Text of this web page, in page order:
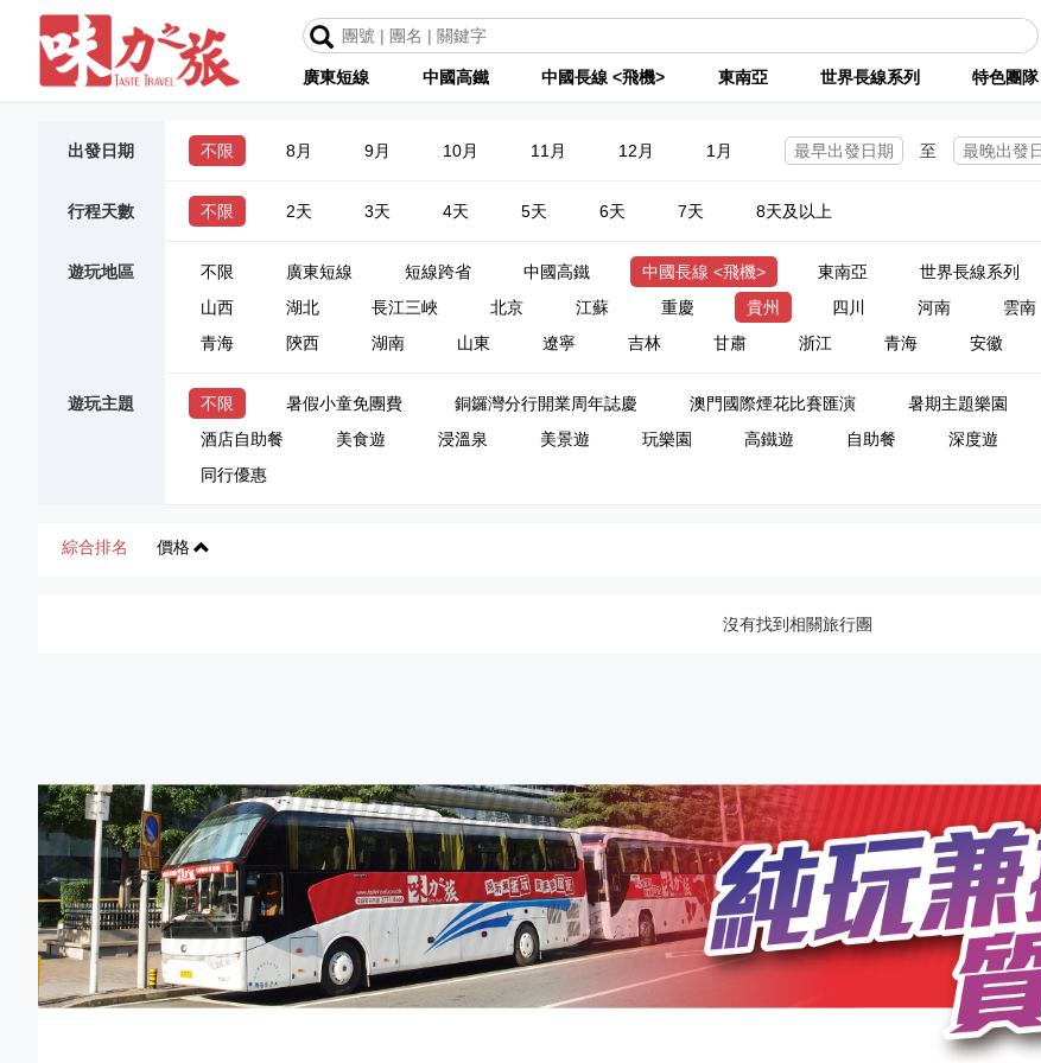
廣東短線 中國高鐵 中國長線 <飛機> 東南亞 世界長線系列 特色團隊
出發日期 不限 8月 9月 10月 11月 12月 1月 至
行程天數 不限 2天 3天 4天 5天 6天 7天 8天及以上
遊玩地區 不限 廣東短線 短線跨省 中國高鐵 中國長線 <飛機> 東南亞 世界長線系列
山西
湖北 長江三峽 北京 江蘇 重慶 貴州 四川 河南 雲南
青海
陝西 湖南 山東 遼寧 吉林 甘肅 浙江 青海 安徽
遊玩主題 不限 暑假小童免團費 銅鑼灣分行開業周年誌慶 澳門國際煙花比賽匯演 暑期主題樂園
酒店自助餐
美食遊 浸溫泉 美景遊 玩樂園 高鐵遊 自助餐 深度遊
同行優惠
綜合排名 價格
沒有找到相關旅行團